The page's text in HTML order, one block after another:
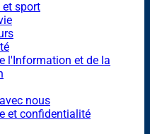
et sport
l'Information et de la
nous
et confidentialité